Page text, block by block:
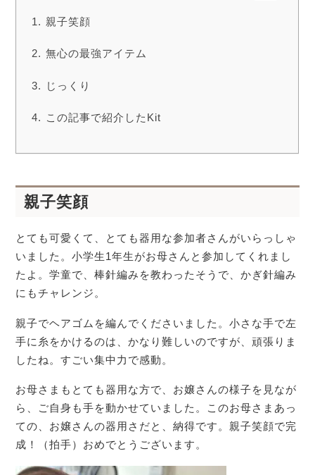
親子笑顔
無心の最強アイテム
じっくり
この記事で紹介したKit
親子笑顔
とても可愛くて、とても器用な参加者さんがいらっしゃ
いました。小学生1年生がお母さんと参加してくれまし
たよ。学童で、棒針編みを教わったそうで、かぎ針編み
にもチャレンジ。
親子でヘアゴムを編んでくださいました。小さな手で左
手に糸をかけるのは、かなり難しいのですが、頑張りま
したね。すごい集中力で感動。
お母さまもとても器用な方で、お嬢さんの様子を見なが
ら、ご自身も手を動かせていました。このお母さまあっ
ての、お嬢さんの器用さだと、納得です。親子笑顔で完
成！（拍手）おめでとうございます。